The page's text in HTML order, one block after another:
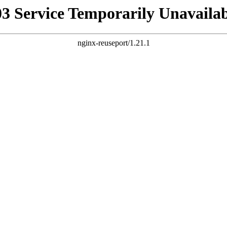
Service Temporarily
nginx-reuseport/1.21.1